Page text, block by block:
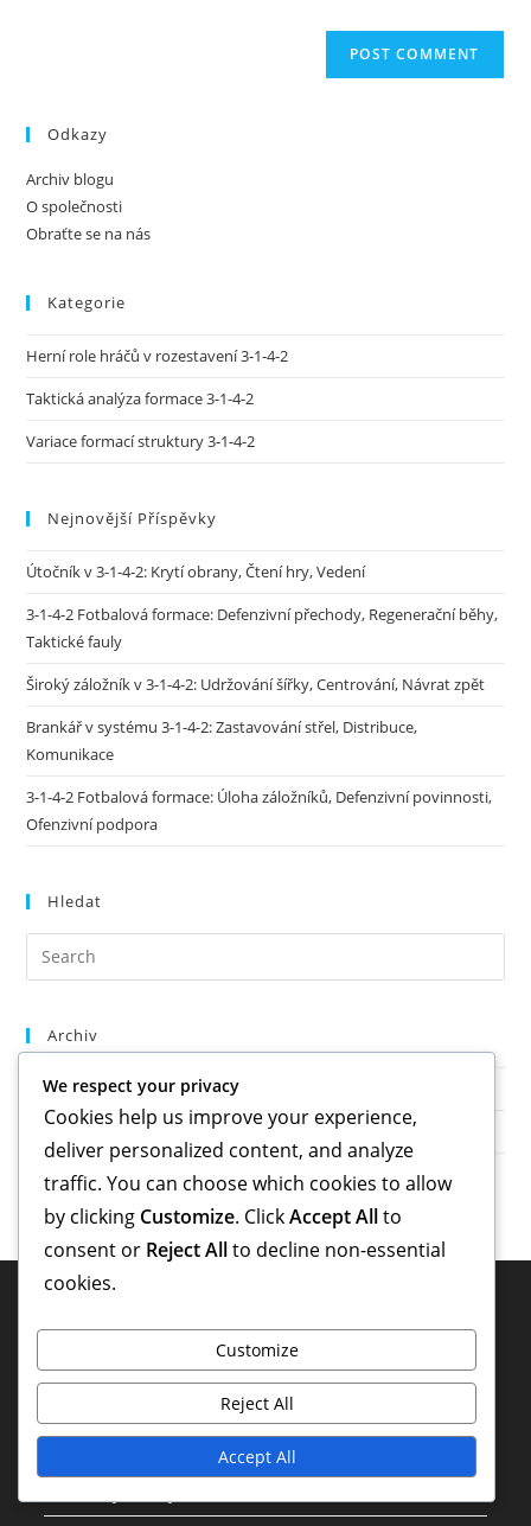
Odkazy
Archiv blogu
O společnosti
Obraťte se na nás
Kategorie
Herní role hráčů v rozestavení 3-1-4-2
Taktická analýza formace 3-1-4-2
Variace formací struktury 3-1-4-2
Nejnovější Příspěvky
Útočník v 3-1-4-2: Krytí obrany, Čtení hry, Vedení
3-1-4-2 Fotbalová formace: Defenzivní přechody, Regenerační běhy,
Taktické fauly
Široký záložník v 3-1-4-2: Udržování šířky, Centrování, Návrat zpět
Brankář v systému 3-1-4-2: Zastavování střel, Distribuce,
Komunikace
3-1-4-2 Fotbalová formace: Úloha záložníků, Defenzivní povinnosti,
Ofenzivní podpora
Hledat
Archiv
February 2026
January 2026
We respect your privacy
Cookies help us improve your experience,
deliver personalized content, and analyze
traffic. You can choose which cookies to allow
by clicking Customize. ClickAccept Allto
consent or Reject Allto decline non-essential
cookies.
Customize
Reject All
Accept All